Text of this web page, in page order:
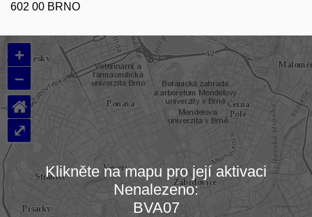
602 00 BRNO
Načítám mapu…
+
–
⌂
⤢
Klikněte na mapu pro její aktivaci
Nenalezeno:
BVA07